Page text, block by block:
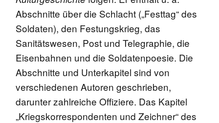
Abschnitte über die Schlacht („Festtag“ des
Soldaten), den Festungskrieg, das
Sanitätswesen, Post und Telegraphie, die
Eisenbahnen und die Soldatenpoesie. Die
Abschnitte und Unterkapitel sind von
verschiedenen Autoren geschrieben,
darunter zahlreiche Offiziere. Das Kapitel
„Kriegskorrespondenten und Zeichner“ des